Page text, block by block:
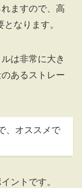
ますので、高
なります。
は非常に大き
あるストレー
、オススメで
ントです。